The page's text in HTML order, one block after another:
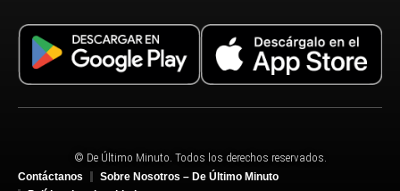
© De Último Minuto. Todos los derechos reservados.
Contáctanos
Sobre Nosotros – De Último Minuto